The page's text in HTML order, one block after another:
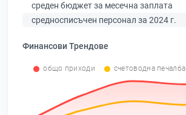
среден бюджет за месечна заплата
средносписъчен персонал за 2024 г.
Финансови Трендове
общо приходи счетоводна печалба